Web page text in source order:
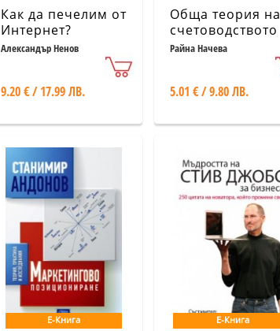
Как да печелим от
Интернет?
Александър Ненов
9.20 € / 17.99 ЛВ.
Обща теория на
счетоводството
Райна Начева
5.01 € / 9.80 ЛВ.
Е-Книга Е-Книга